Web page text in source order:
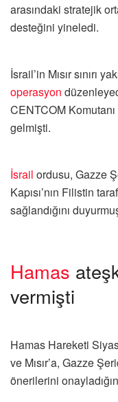
arasındaki stratejik
desteğini yineledi.
İsrail’in Mısır sınırı
operasyon
CENTCOM
gelmişti.
İsrail ordusu, Gazze
Kapısı’nın Filistin
sağlandığını
Hamas
vermişti
Hamas Hareketi
ve Mısır’a, Gazze
önerilerini